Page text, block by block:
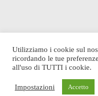
Utilizziamo i cookie sul
ricordando le tue
all'uso di TUTTI i cookie.
Impostazioni Accetto